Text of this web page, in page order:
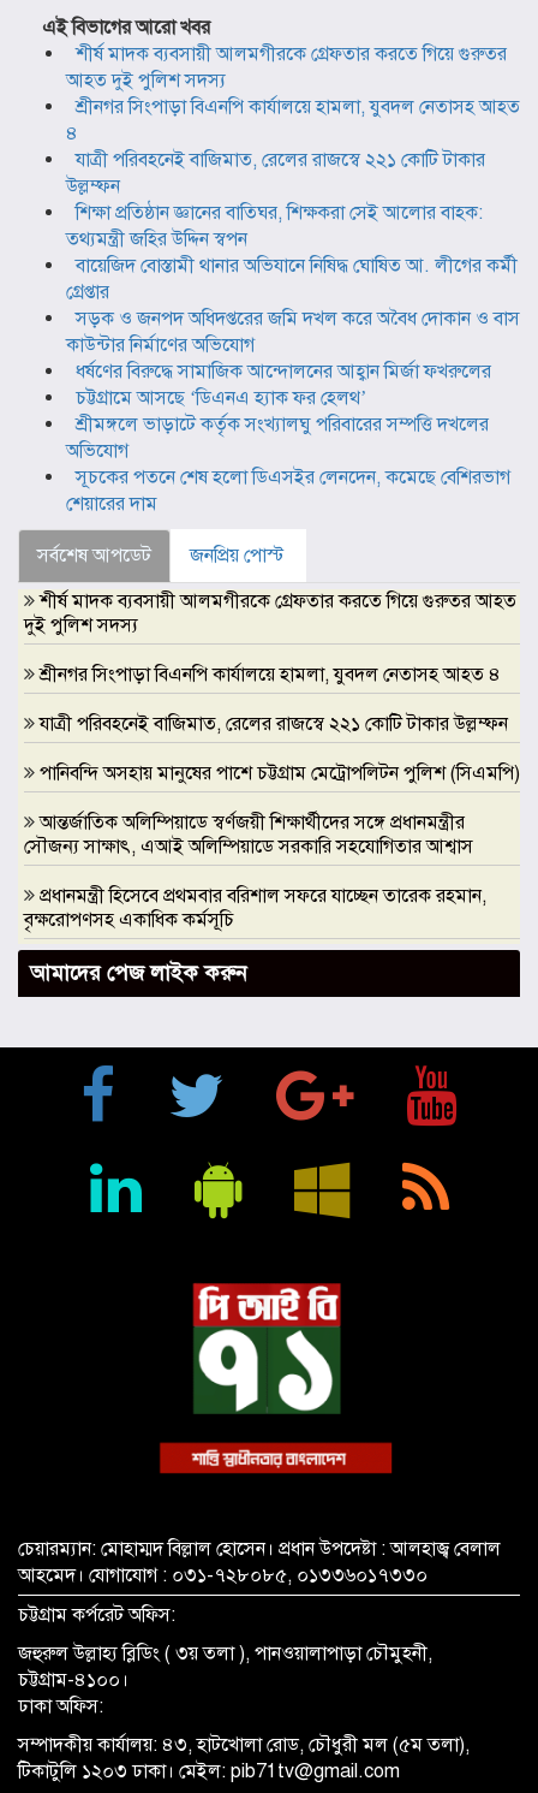
এই বিভাগের আরো খবর
শীর্ষ মাদক ব্যবসায়ী আলমগীরকে গ্রেফতার করতে গিয়ে গুরুতর
আহত দুই পুলিশ সদস্য
শ্রীনগর সিংপাড়া বিএনপি কার্যালয়ে হামলা, যুবদল নেতাসহ আহত
৪
যাত্রী পরিবহনেই বাজিমাত, রেলের রাজস্বে ২২১ কোটি টাকার
উল্লম্ফন
শিক্ষা প্রতিষ্ঠান জ্ঞানের বাতিঘর, শিক্ষকরা সেই আলোর বাহক:
তথ্যমন্ত্রী জহির উদ্দিন স্বপন
বায়েজিদ বোস্তামী থানার অভিযানে নিষিদ্ধ ঘোষিত আ. লীগের কর্মী
গ্রেপ্তার
সড়ক ও জনপদ অধিদপ্তরের জমি দখল করে অবৈধ দোকান ও বাস
কাউন্টার নির্মাণের অভিযোগ
ধর্ষণের বিরুদ্ধে সামাজিক আন্দোলনের আহ্বান মির্জা ফখরুলের
চট্টগ্রামে আসছে ‘ডিএনএ হ্যাক ফর হেলথ’
শ্রীমঙ্গলে ভাড়াটে কর্তৃক সংখ্যালঘু পরিবারের সম্পত্তি দখলের
অভিযোগ
সূচকের পতনে শেষ হলো ডিএসইর লেনদেন, কমেছে বেশিরভাগ
শেয়ারের দাম
সর্বশেষ আপডেট
জনপ্রিয় পোস্ট
শীর্ষ মাদক ব্যবসায়ী আলমগীরকে গ্রেফতার করতে গিয়ে গুরুতর আহত
দুই পুলিশ সদস্য
শ্রীনগর সিংপাড়া বিএনপি কার্যালয়ে হামলা, যুবদল নেতাসহ আহত ৪
যাত্রী পরিবহনেই বাজিমাত, রেলের রাজস্বে ২২১ কোটি টাকার উল্লম্ফন
পানিবন্দি অসহায় মানুষের পাশে চট্টগ্রাম মেট্রোপলিটন পুলিশ (সিএমপি)
আন্তর্জাতিক অলিম্পিয়াডে স্বর্ণজয়ী শিক্ষার্থীদের সঙ্গে প্রধানমন্ত্রীর
সৌজন্য সাক্ষাৎ, এআই অলিম্পিয়াডে সরকারি সহযোগিতার আশ্বাস
প্রধানমন্ত্রী হিসেবে প্রথমবার বরিশাল সফরে যাচ্ছেন তারেক রহমান,
বৃক্ষরোপণসহ একাধিক কর্মসূচি
ঢাকা মেডিকেলকে গবেষণা, উদ্ভাবন ও মানবিক নেতৃত্বের আন্তর্জাতিক
প্রতিষ্ঠানে রূপান্তরের আহ্বান ডা. জুবাইদা রহমানের
মুক্তিযুদ্ধে ইস্ট বেঙ্গল রেজিমেন্টের গৌরবোজ্জ্বল ভূমিকা ইতিহাসের
অবিচ্ছেদ্য অধ্যায়: স্পিকার হাফিজ উদ্দিন আহমদ বীর বিক্রম
শিক্ষা প্রতিষ্ঠান জ্ঞানের বাতিঘর, শিক্ষকরা সেই আলোর বাহক: তথ্যমন্ত্রী
বায়েজিদ বোস্তামী থানার অভিযানে নিষিদ্ধ ঘোষিত আ. লীগের কর্মী
আমাদের পেজ লাইক করুন
চেয়ারম্যান: মোহাম্মদ বিল্লাল হোসেন। প্রধান উপদেষ্টা : আলহাজ্ব বেলাল
আহমেদ। যোগাযোগ : ০৩১-৭২৮০৮৫, ০১৩৩৬০১৭৩৩০
চট্টগ্রাম কর্পরেট অফিস:
জহুরুল উল্লাহ্য ব্লিডিং ( ৩য় তলা ), পানওয়ালাপাড়া চৌমুহনী,
চট্টগ্রাম-৪১০০।
ঢাকা অফিস:
সম্পাদকীয় কার্যালয়: ৪৩, হাটখোলা রোড, চৌধুরী মল (৫ম তলা),
টিকাটুলি ১২০৩ ঢাকা। মেইল: pib71tv@gmail.com